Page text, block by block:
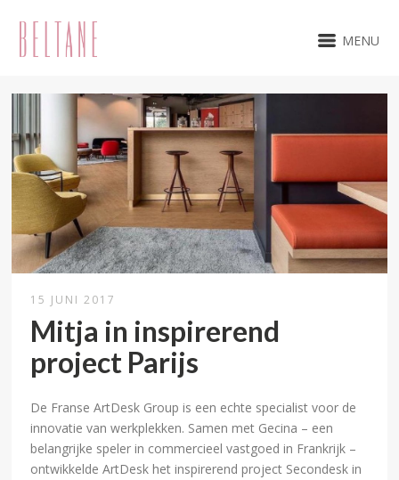
MENU
15 JUNI 2017
Mitja in inspirerend
project Parijs
De Franse ArtDesk Group is een echte specialist voor de
innovatie van werkplekken. Samen met Gecina – een
belangrijke speler in commercieel vastgoed in Frankrijk –
ontwikkelde ArtDesk het inspirerend project Secondesk in